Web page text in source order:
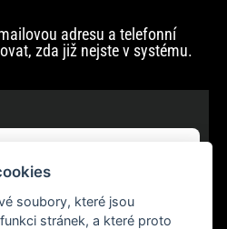
adresu a telefonní
zda již nejste v systému.
POKRAČOVAT
soubory, které jsou
stránek, a které proto